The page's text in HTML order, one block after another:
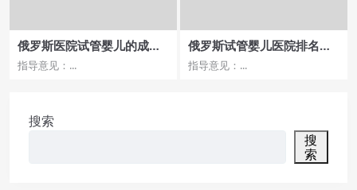
俄罗斯医院试管婴儿的成功
率高吗？费用和治疗周期需
要多久？
指导意见：...
俄罗斯试管婴儿医院排名靠
前的特点
指导意见：...
搜索
搜
索